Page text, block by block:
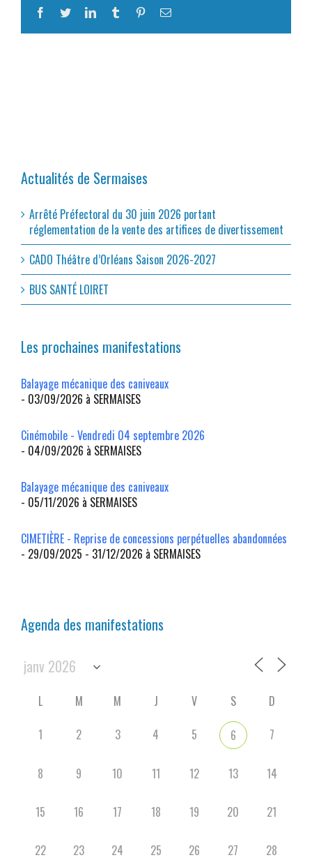
Facebook
TwitterLinkedInTumblr PinterestEmail
Actualités de Sermaises
Arrêté Préfectoral du 30 juin 2026 portant
réglementation de la vente des artifices de divertissement
CADO Théâtre d’Orléans Saison 2026-2027
BUS SANTÉ LOIRET
Les prochaines manifestations
Balayage mécanique des caniveaux
- 03/09/2026 à SERMAISES
Cinémobile - Vendredi 04 septembre 2026
- 04/09/2026 à SERMAISES
Balayage mécanique des caniveaux
- 05/11/2026 à SERMAISES
CIMETIÈRE - Reprise de concessions perpétuelles abandonnées
- 29/09/2025 - 31/12/2026 à SERMAISES
Agenda des manifestations
L M M J V S
D
1
2 3 4 5 6 7
8 9 10 11 12 13 14
15 16 17 18 19 20 21
22 23 24 25 26 27 28